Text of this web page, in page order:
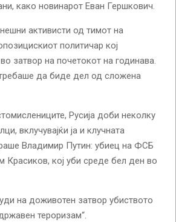
како новинарот Еван Гершкович.
активисти од тимот на
политичар кој
затвор на почетокот на годинава.
да биде дел од сложена
Русија доби неколку
вклучувајќи ја и клучната
Владимир Путин: убиец на ФСБ
Красиков, кој уби среде бел ден во
на доживотен затвор убиството
тероризам“.